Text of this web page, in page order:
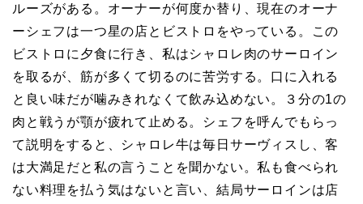
ルーズがある。オーナーが何度か替り、現在のオーナ
ーシェフは一つ星の店とビストロをやっている。この
ビストロに夕食に行き、私はシャロレ肉のサーロイン
を取るが、筋が多くて切るのに苦労する。口に入れる
と良い味だが噛みきれなくて飲み込めない。３分の1の
肉と戦うが顎が疲れて止める。シェフを呼んでもらっ
て説明をすると、シャロレ牛は毎日サーヴィスし、客
は大満足だと私の言うことを聞かない。私も食べられ
ない料理を払う気はないと言い、結局サーロインは店